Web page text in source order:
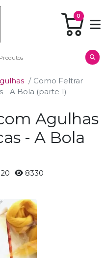
0
Como Feltrar
- A Bola (parte 1)
Agulhas
- A Bola
8330